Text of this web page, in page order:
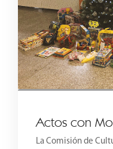
Actos con
La Comisión de